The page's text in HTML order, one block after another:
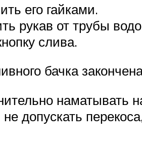
его гайками.
рукав от трубы
слива.
бачка
наматывать
допускать